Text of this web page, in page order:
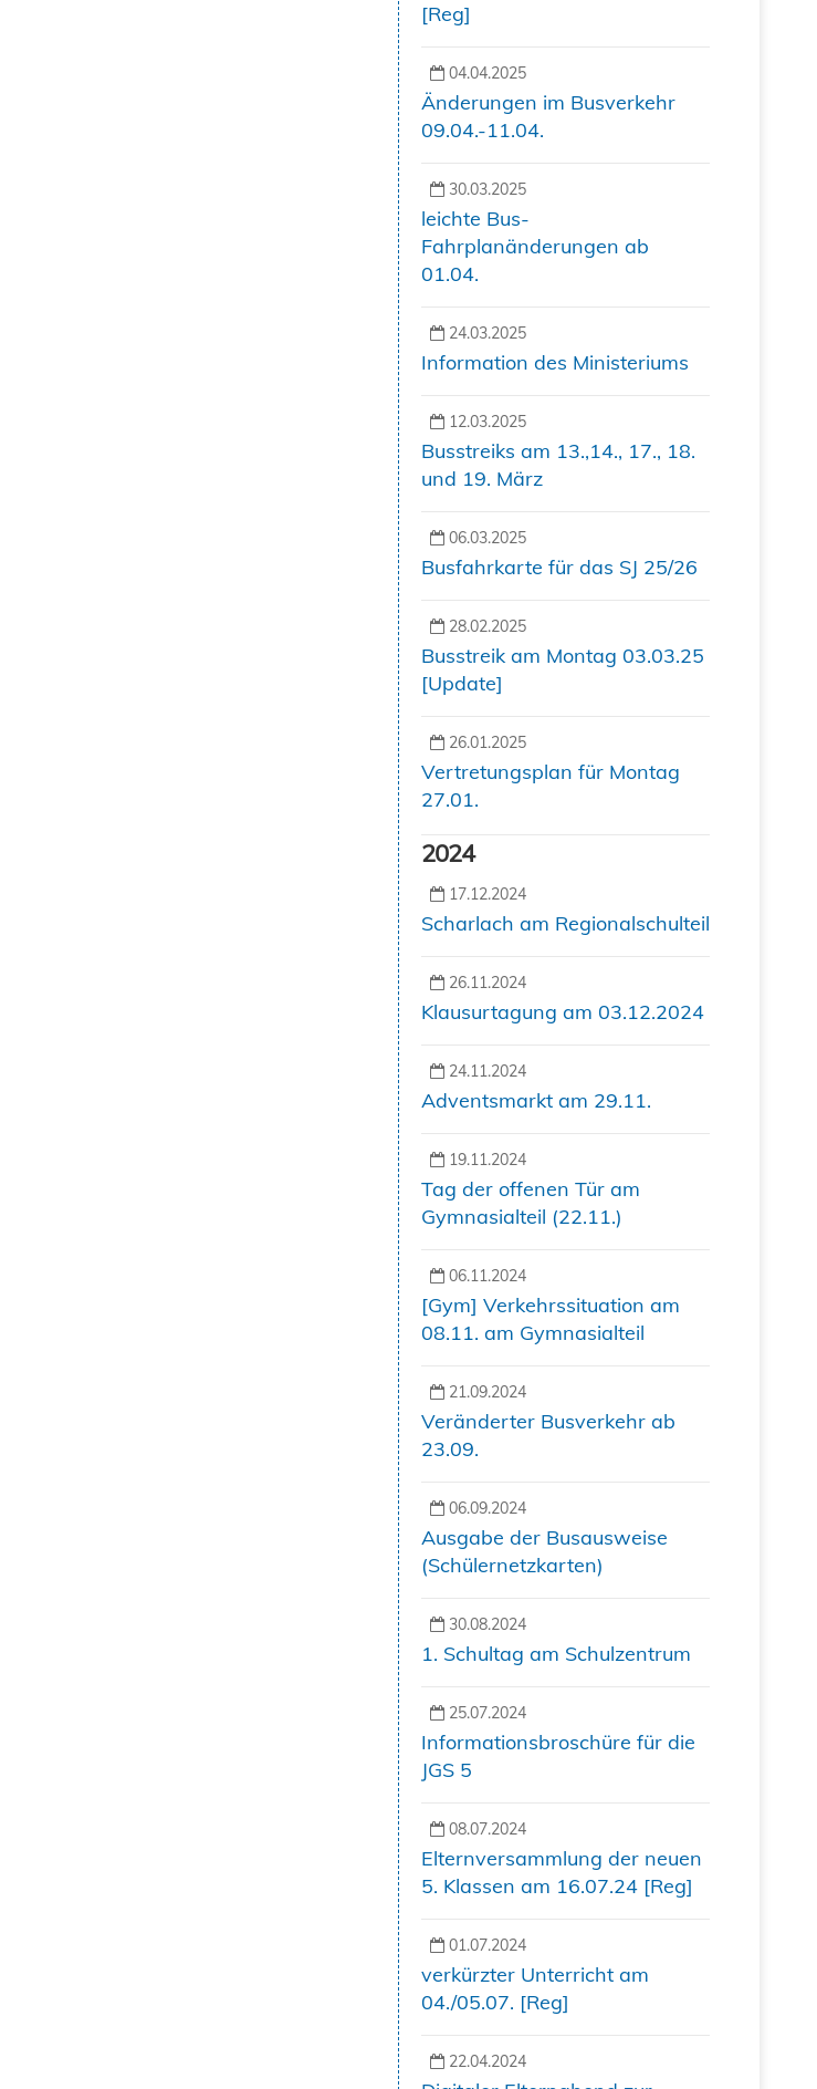
[Reg]
04.04.2025
Änderungen im Busverkehr
09.04.-11.04.
30.03.2025
leichte Bus-
Fahrplanänderungen ab
01.04.
24.03.2025
Information des Ministeriums
12.03.2025
Busstreiks am 13.,14., 17., 18.
und 19. März
06.03.2025
Busfahrkarte für das SJ 25/26
28.02.2025
Busstreik am Montag 03.03.25
[Update]
26.01.2025
Vertretungsplan für Montag
27.01.
2024
17.12.2024
Scharlach am Regionalschulteil
26.11.2024
Klausurtagung am 03.12.2024
24.11.2024
Adventsmarkt am 29.11.
19.11.2024
Tag der offenen Tür am
Gymnasialteil (22.11.)
06.11.2024
[Gym] Verkehrssituation am
08.11. am Gymnasialteil
21.09.2024
Veränderter Busverkehr ab
23.09.
06.09.2024
Ausgabe der Busausweise
(Schülernetzkarten)
30.08.2024
1. Schultag am Schulzentrum
25.07.2024
Informationsbroschüre für die
JGS 5
08.07.2024
Elternversammlung der neuen
5. Klassen am 16.07.24 [Reg]
01.07.2024
verkürzter Unterricht am
04./05.07. [Reg]
22.04.2024